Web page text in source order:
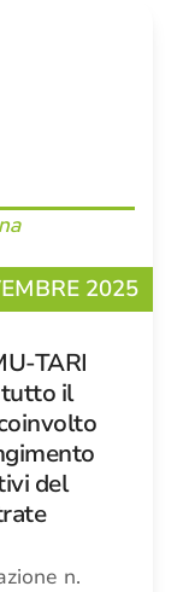
2025
TARI
tutto il
del
n.